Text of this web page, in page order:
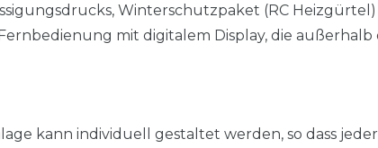
Winterschutzpaket (RC Heizgürtel)
mit digitalem Display, die außerhalb
kann individuell gestaltet werden, so dass jeder